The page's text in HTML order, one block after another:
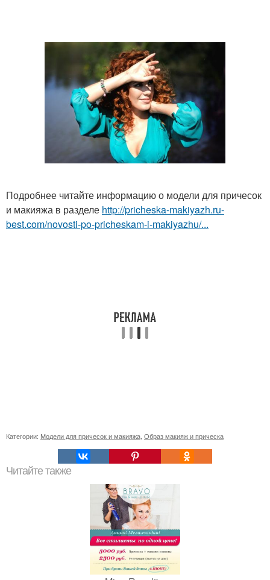
Подробнее читайте информацию о модели для причесок
и макияжа в разделе http://pricheska-makiyazh.ru-
best.com/novosti-po-pricheskam-i-makiyazhu/...
Категории: Модели для причесок и макияжа Образ макияж и прическа
Читайте также